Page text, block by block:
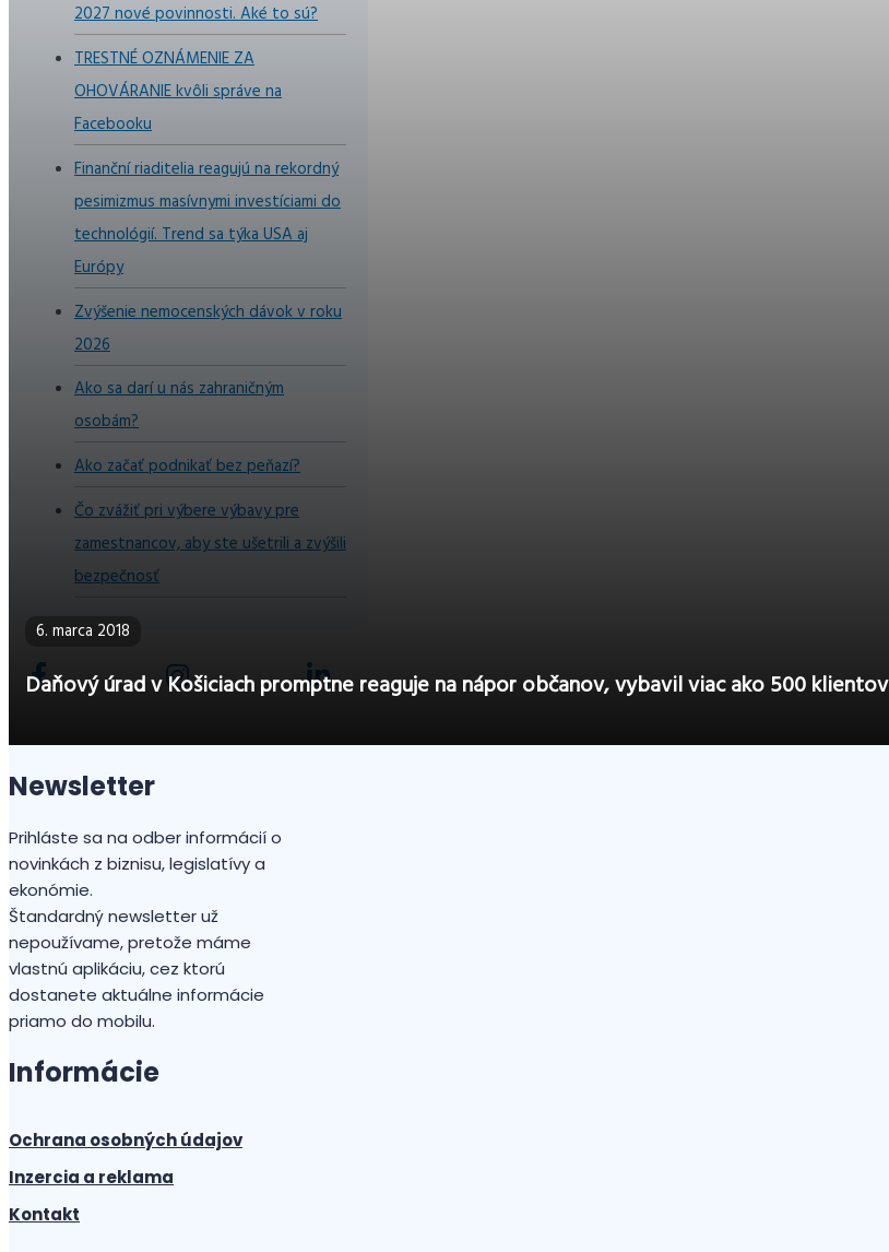
2027 nové povinnosti. Aké to sú?
TRESTNÉ OZNÁMENIE ZA
OHOVÁRANIE kvôli správe na
Facebooku
Finanční riaditelia reagujú na rekordný
pesimizmus masívnymi investíciami do
technológií. Trend sa týka USA aj
Európy
Zvýšenie nemocenských dávok v roku
2026
Ako sa darí u nás zahraničným
osobám?
Ako začať podnikať bez peňazí?
Čo zvážiť pri výbere výbavy pre
zamestnancov, aby ste ušetrili a zvýšili
bezpečnosť
6. marca 2018
Daňový úrad v Košiciach promptne reaguje na nápor občanov, vybavil viac ako 500 klientov
Newsletter
Prihláste sa na odber informácií o
novinkách z biznisu, legislatívy a
ekonómie.
Štandardný newsletter už
nepoužívame, pretože máme
vlastnú aplikáciu, cez ktorú
dostanete aktuálne informácie
priamo do mobilu.
Informácie
Ochrana osobných údajov
Inzercia a reklama
Kontakt